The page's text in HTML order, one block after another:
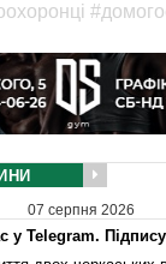
07 серпня 2026
у Telegram.